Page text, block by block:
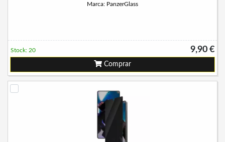
Marca: PanzerGlass
9,90 €
Stock: 20
Comprar